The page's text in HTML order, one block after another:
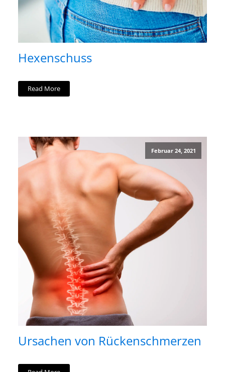
Hexenschuss
Read More
Februar 24, 2021
Ursachen von Rückenschmerzen